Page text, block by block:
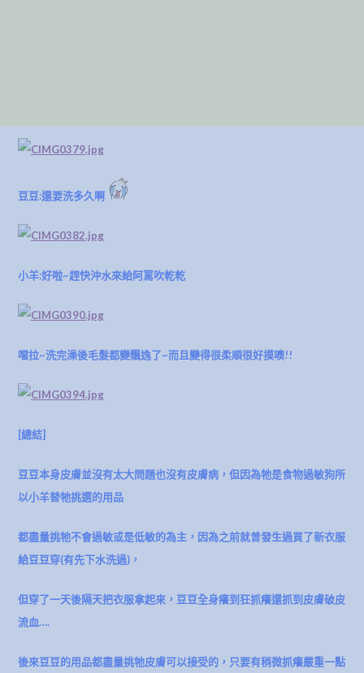
豆豆:還要洗多久啊
小羊:好啦~趕快沖水來給阿罵吹乾乾
噹拉~洗完澡後毛髮都變飄逸了~而且變得很柔順很好摸噢!!
[總結]
豆豆本身皮膚並沒有太大問題也沒有皮膚病，但因為牠是食物過敏狗所
以小羊替牠挑選的用品
都盡量挑牠不會過敏或是低敏的為主，因為之前就曾發生過買了新衣服
給豆豆穿(有先下水洗過)，
但穿了一天後隔天把衣服拿起來，豆豆全身癢到狂抓癢還抓到皮膚破皮
流血….
後來豆豆的用品都盡量挑牠皮膚可以接受的，只要有稍微抓癢嚴重一點